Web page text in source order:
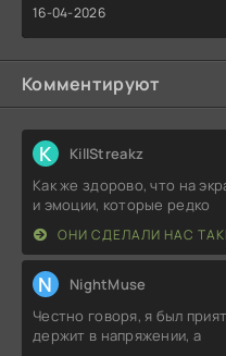
16-04-2026
Комментируют
K KillStreakz
Как же здорово, что на
и эмоции, которые редко
ОНИ СДЕЛАЛИ НАС
N NightMuse
Честно говоря, я был
держит в напряжении, а